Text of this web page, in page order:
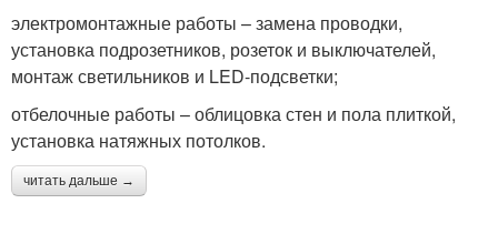
электромонтажные работы – замена проводки,
установка подрозетников, розеток и выключателей,
монтаж светильников и LED-подсветки;
отбелочные работы – облицовка стен и пола плиткой,
установка натяжных потолков.
читать дальше →